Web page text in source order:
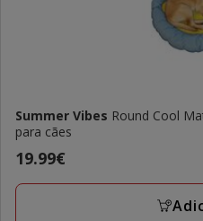
Summer Vibes Round Cool
para cães
Preço
19.99€
19.99€